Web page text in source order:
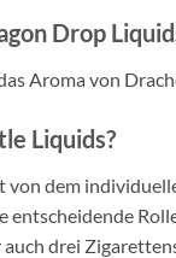
Drop
Aroma von
Liquids?
dem
drei